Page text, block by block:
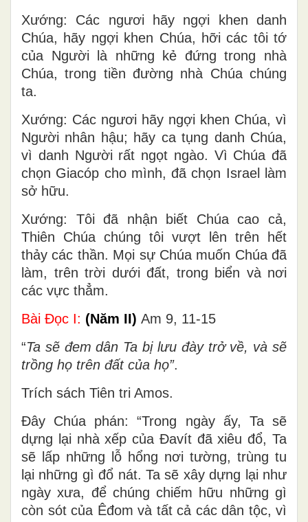
Xướng: Các ngươi hãy ngợi khen danh
Chúa, hãy ngợi khen Chúa, hỡi các tôi tớ
của Người là những kẻ đứng trong nhà
Chúa, trong tiền đường nhà Chúa chúng
ta.
Xướng: Các ngươi hãy ngợi khen Chúa, vì
Người nhân hậu; hãy ca tụng danh Chúa,
vì danh Người rất ngọt ngào. Vì Chúa đã
chọn Giacóp cho mình, đã chọn Israel làm
sở hữu.
Xướng: Tôi đã nhận biết Chúa cao cả,
Thiên Chúa chúng tôi vượt lên trên hết
thảy các thần. Mọi sự Chúa muốn Chúa đã
làm, trên trời dưới đất, trong biển và nơi
các vực thẳm.
Bài Ðọc I: (Năm II) Am 9, 11-15
“Ta sẽ đem dân Ta bị lưu đày trở về, và sẽ
trồng họ trên đất của họ”.
Trích sách Tiên tri Amos.
Ðây Chúa phán: “Trong ngày ấy, Ta sẽ
dựng lại nhà xếp của Ðavít đã xiêu đổ, Ta
sẽ lấp những lỗ hổng nơi tường, trùng tu
lại những gì đổ nát. Ta sẽ xây dựng lại như
ngày xưa, để chúng chiếm hữu những gì
còn sót của Êđom và tất cả các dân tộc, vì